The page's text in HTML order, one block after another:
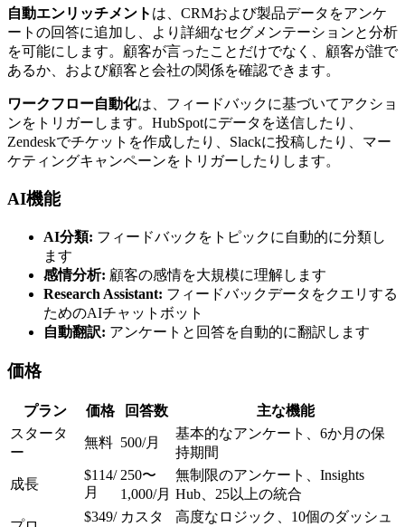
自動エンリッチメント は、CRMおよび製品データをアンケ
ートの回答に追加し、より詳細なセグメンテーションと分析
を可能にします。顧客が言ったことだけでなく、顧客が誰で
あるか、および顧客と会社の関係を確認できます。
ワークフロー自動化は、フィードバックに基づいてアクショ
ンをトリガーします。HubSpotにデータを送信したり、
Zendeskでチケットを作成したり、Slackに投稿したり、マー
ケティングキャンペーンをトリガーしたりします。
AI機能
AI分類: フィードバックをトピックに自動的に分類し
ます
感情分析: 顧客の感情を大規模に理解します
Research Assistant: フィードバックデータをクエリする
ためのAIチャットボット
自動翻訳: アンケートと回答を自動的に翻訳します
価格
プラン 価格 回答数
主な機能
スタータ
ー
無料 500/月
基本的なアンケート、6か月の保
持期間
成長
$114/
月
250〜
1,000/月
無制限のアンケート、Insights
Hub、25以上の統合
$349/ カスタ 高度なロジック、10個のダッシュ